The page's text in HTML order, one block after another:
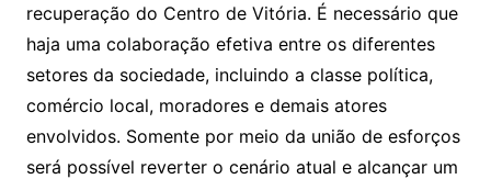
recuperação do Centro de Vitória. É necessário que
haja uma colaboração efetiva entre os diferentes
setores da sociedade, incluindo a classe política,
comércio local, moradores e demais atores
envolvidos. Somente por meio da união de esforços
será possível reverter o cenário atual e alcançar um